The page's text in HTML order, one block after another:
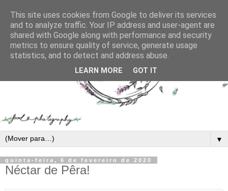
▼
quinta-feira, 6 de fevereiro de 2020
Néctar de Pêra!
This site uses cookies from Google to deliver its services
and to analyze traffic. Your IP address and user-agent are
shared with Google along with performance and security
metrics to ensure quality of service, generate usage
statistics, and to detect and address abuse.
LEARN MORE GOT IT